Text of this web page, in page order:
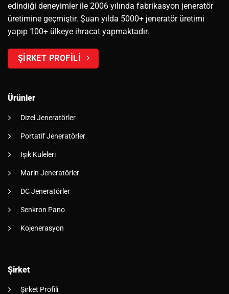
edindiği deneyimler ile 2006 yılında fabrikasyon jeneratör
üretimine geçmiştir. Şuan yılda 5000+ jeneratör üretimi
yapıp 100+ ülkeye ihracat yapmaktadır.
ŞİRKET PROFİLİ
Ürünler
Dizel Jeneratörler
Portatif Jeneratörler
Işık Kuleleri
Marin Jeneratörler
DC Jeneratörler
Senkron Pano
Kojenerasyon
Şirket
Şirket Profili